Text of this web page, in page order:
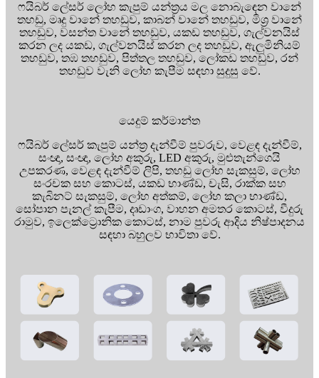
ෆයිබර් ලේසර් ලෝහ කැපුම් යන්ත්‍රය මල නොබැඳෙන වානේ
තහඩු, මෘදු වානේ තහඩුව, කාබන් වානේ තහඩුව, මිශ්‍ර වානේ
තහඩුව, වසන්ත වානේ තහඩුව, යකඩ තහඩුව, ගැල්වනයිස්
කරන ලද යකඩ, ගැල්වනයිස් කරන ලද තහඩුව, ඇලුමිනියම්
තහඩුව, තඹ තහඩුව, පිත්තල තහඩුව, ලෝකඩ තහඩුව, රන්
තහඩුව වැනි ලෝහ කැපීම සඳහා සුදුසු වේ.
යෙදුම් කර්මාන්ත
ෆයිබර් ලේසර් කැපුම් යන්ත්‍ර දැන්වීම් පුවරුව, වෙළඳ දැන්වීම්,
සංඥා, සංඥා, ලෝහ අකුරු, LED අකුරු, මුළුතැන්ගෙයි
උපකරණ, වෙළඳ දැන්වීම් ලිපි, තහඩු ලෝහ සැකසුම්, ලෝහ
සංරචක සහ කොටස්, යකඩ භාණ්ඩ, චැසි, රාක්ක සහ
කැබිනට් සැකසුම්, ලෝහ අත්කම්, ලෝහ කලා භාණ්ඩ,
සෝපාන පැනල් කැපීම, දෘඩාංග, වාහන අමතර කොටස්, වීදුරු
රාමුව, ඉලෙක්ට්‍රොනික කොටස්, නාම පුවරු ආදිය නිෂ්පාදනය
සඳහා බහුලව භාවිතා වේ.